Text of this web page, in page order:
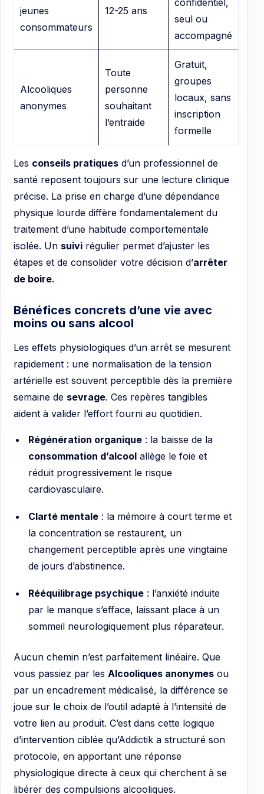
jeunes
consommateurs
12-25 ans
confidentiel,
seul ou
accompagné
Alcooliques
anonymes
Toute
personne
souhaitant
l’entraide
Gratuit,
groupes
locaux, sans
inscription
formelle
Les conseils pratiques d’un professionnel de
santé reposent toujours sur une lecture clinique
précise. La prise en charge d’une dépendance
physique lourde diffère fondamentalement du
traitement d’une habitude comportementale
isolée. Un suivi régulier permet d’ajuster les
étapes et de consolider votre décision d’arrêter
de boire.
Bénéfices concrets d’une vie avec
moins ou sans alcool
Les effets physiologiques d’un arrêt se mesurent
rapidement : une normalisation de la tension
artérielle est souvent perceptible dès la première
semaine de sevrage. Ces repères tangibles
aident à valider l’effort fourni au quotidien.
Régénération organique: la baisse de la
consommation d’alcoolallège le foie et
réduit progressivement le risque
cardiovasculaire.
Clarté mentale: la mémoire à court terme et
la concentration se restaurent, un
changement perceptible après une vingtaine
de jours d’abstinence.
Rééquilibrage psychique: l’anxiété induite
par le manque s’efface, laissant place à un
sommeil neurologiquement plus réparateur.
Aucun chemin n’est parfaitement linéaire. Que
vous passiez par les Alcooliques anonymes ou
par un encadrement médicalisé, la différence se
joue sur le choix de l’outil adapté à l’intensité de
votre lien au produit. C’est dans cette logique
d’intervention ciblée qu’Addictik a structuré son
protocole, en apportant une réponse
physiologique directe à ceux qui cherchent à se
libérer des compulsions alcooliques.